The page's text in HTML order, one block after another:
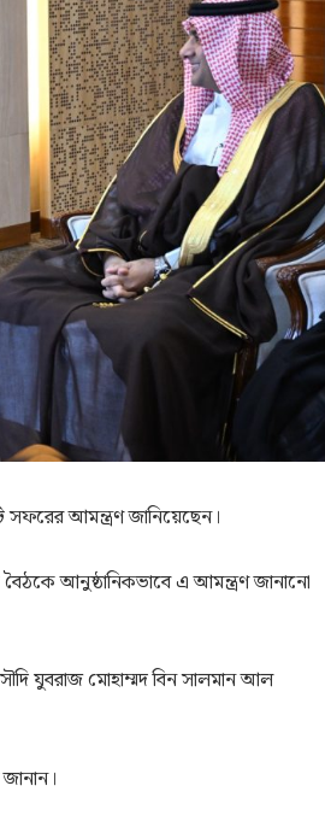
সফরের আমন্ত্রণ জানিয়েছেন।
বৈঠকে আনুষ্ঠানিকভাবে এ আমন্ত্রণ জানানো
যুবরাজ মোহাম্মদ বিন সালমান আল